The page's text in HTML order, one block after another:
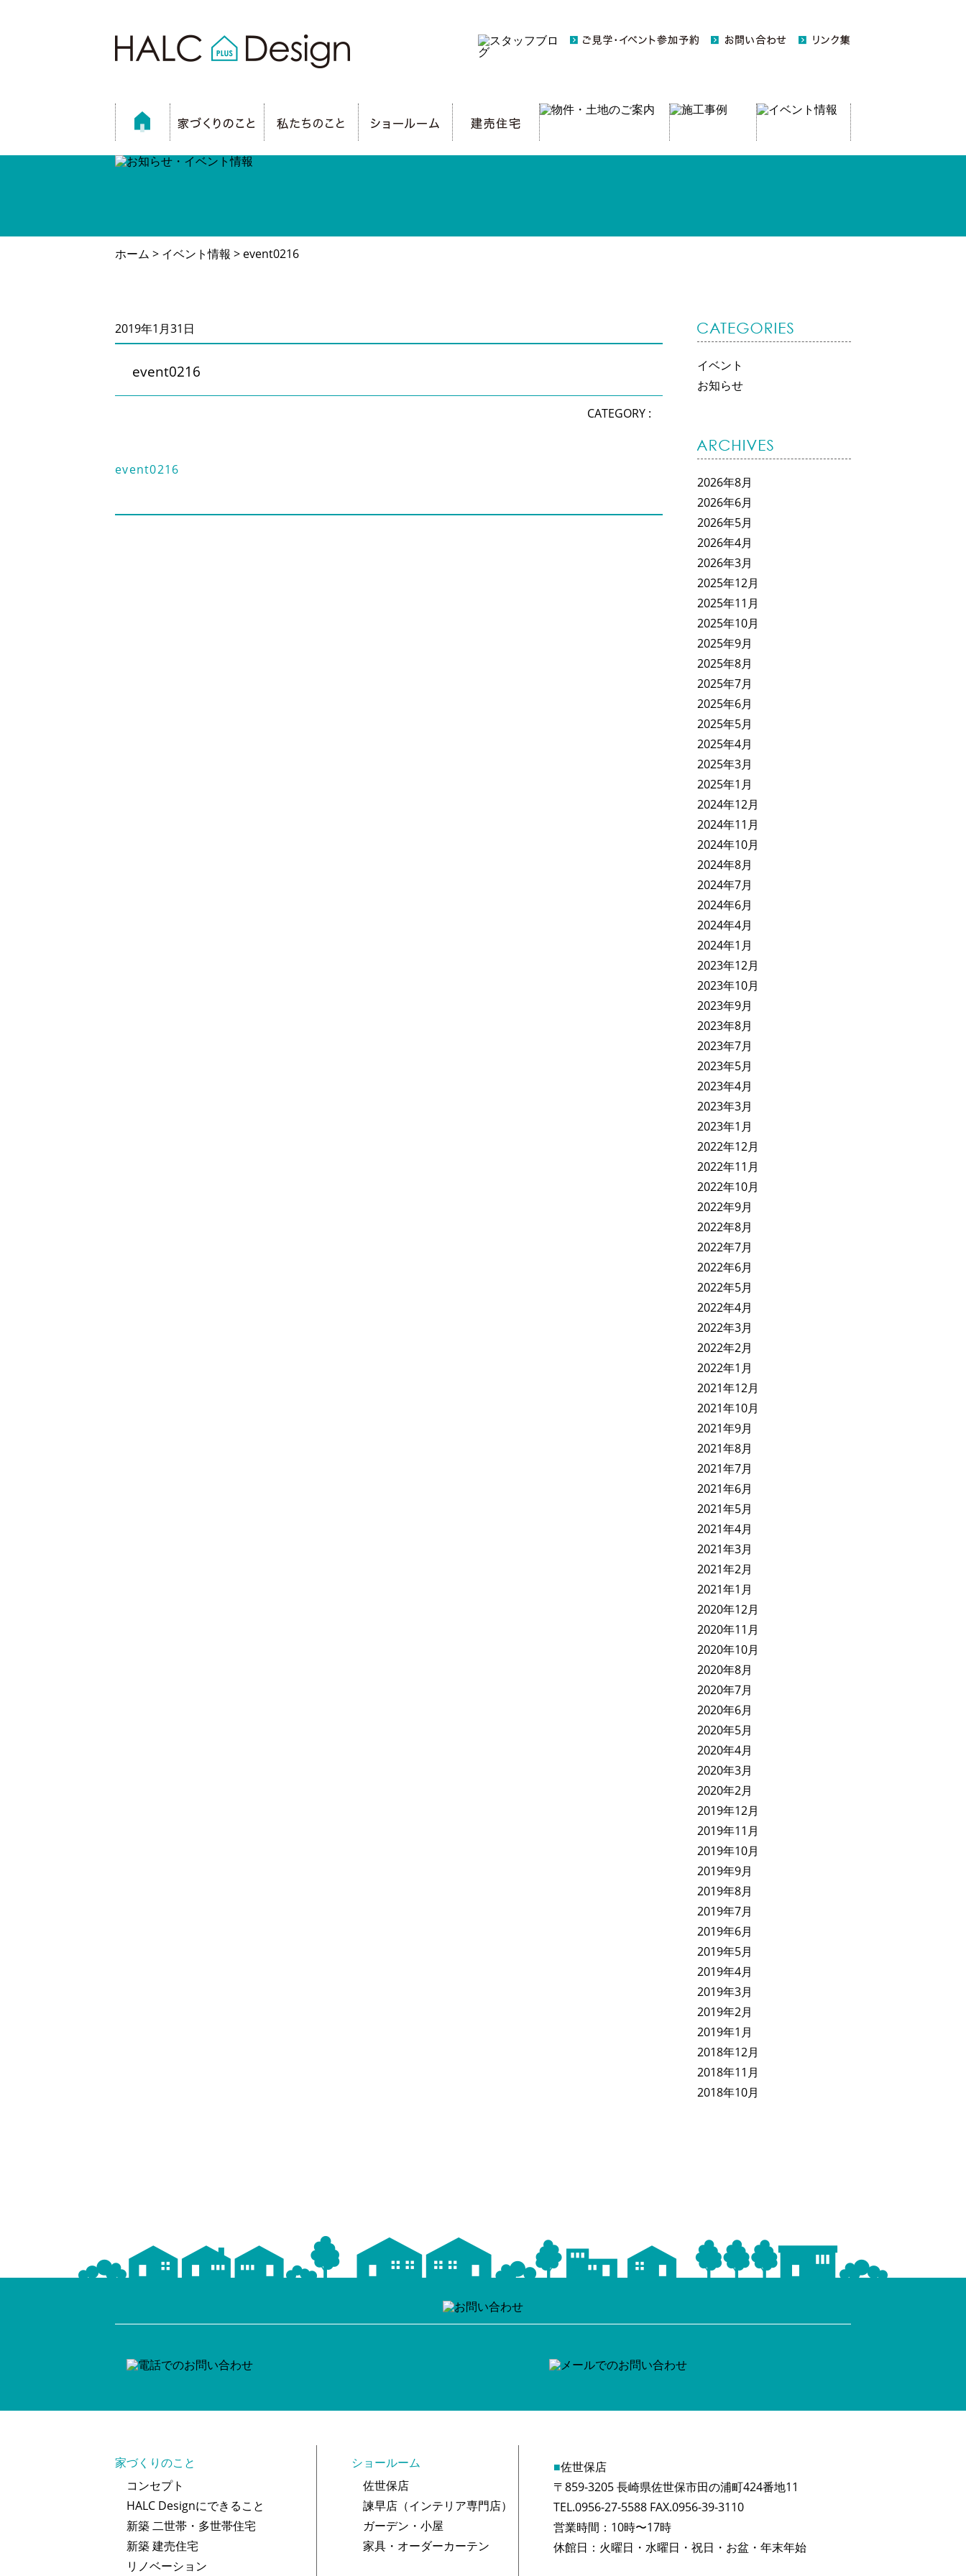
ホーム > イベント情報 > event0216
2019年1月31日
event0216
CATEGORY :
event0216
イベント
お知らせ
2026年8月
2026年6月
2026年5月
2026年4月
2026年3月
2025年12月
2025年11月
2025年10月
2025年9月
2025年8月
2025年7月
2025年6月
2025年5月
2025年4月
2025年3月
2025年1月
2024年12月
2024年11月
2024年10月
2024年8月
2024年7月
2024年6月
2024年4月
2024年1月
2023年12月
2023年10月
2023年9月
2023年8月
2023年7月
2023年5月
2023年4月
2023年3月
2023年1月
2022年12月
2022年11月
2022年10月
2022年9月
2022年8月
2022年7月
2022年6月
2022年5月
2022年4月
2022年3月
2022年2月
2022年1月
2021年12月
2021年10月
2021年9月
2021年8月
2021年7月
2021年6月
2021年5月
2021年4月
2021年3月
2021年2月
2021年1月
2020年12月
2020年11月
2020年10月
2020年8月
2020年7月
2020年6月
2020年5月
2020年4月
2020年3月
2020年2月
2019年12月
2019年11月
2019年10月
2019年9月
2019年8月
2019年7月
2019年6月
2019年5月
2019年4月
2019年3月
2019年2月
2019年1月
2018年12月
2018年11月
2018年10月
家づくりのこと
コンセプト
HALC Designにできること
新築 二世帯・多世帯住宅
新築 建売住宅
リノベーション
ショールーム
佐世保店
諫早店（インテリア専門店）
ガーデン・小屋
家具・オーダーカーテン
■佐世保店
〒859-3205 長崎県佐世保市田の浦町424番地11
TEL.0956-27-5588 FAX.0956-39-3110
営業時間：10時〜17時
休館日：火曜日・水曜日・祝日・お盆・年末年始